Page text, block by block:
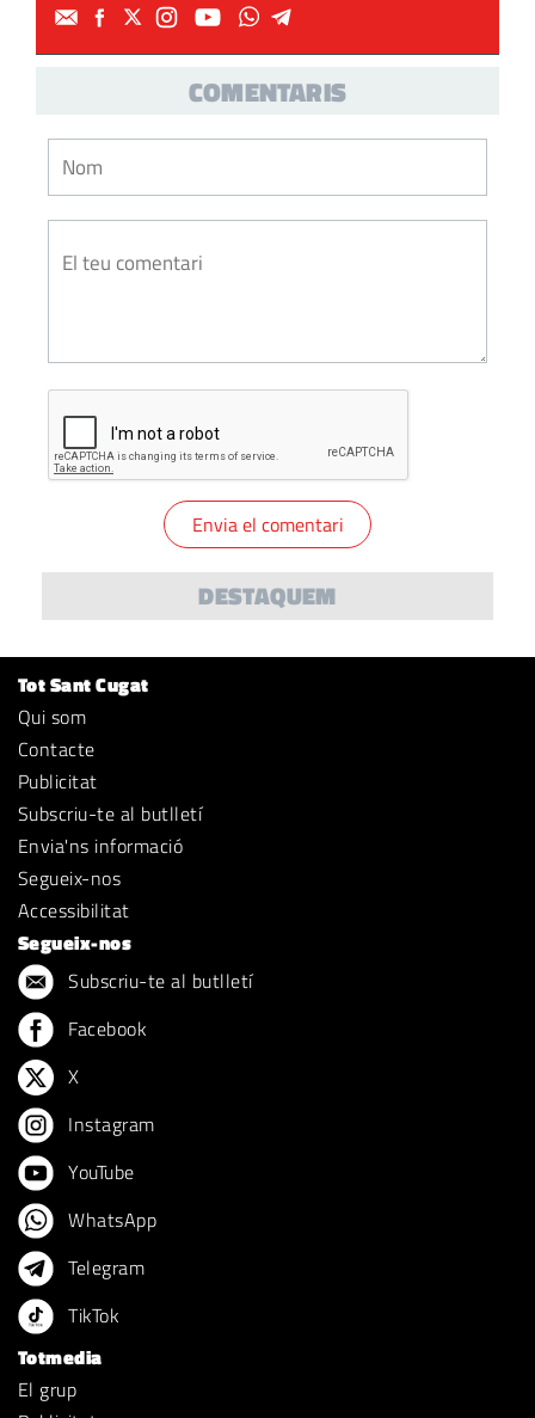
COMENTARIS
DESTAQUEM
Tot Sant Cugat
Qui som
Contacte
Publicitat
Subscriu-te al butlletí
Envia'ns informació
Segueix-nos
Accessibilitat
Segueix-nos
Subscriu-te al butlletí
Facebook
X
Instagram
YouTube
WhatsApp
Telegram
TikTok
Totmedia
El grup